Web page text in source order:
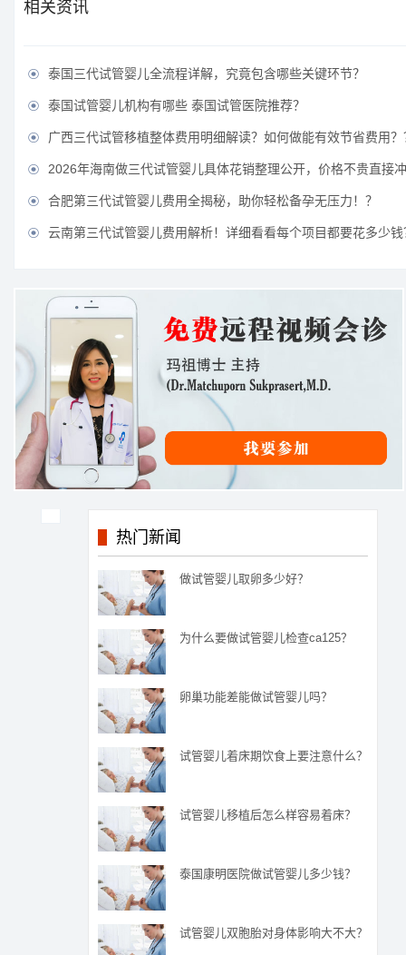
相关资讯
 泰国三代试管婴儿全流程详解，究竟包含哪些关键环节？
 泰国试管婴儿机构有哪些 泰国试管医院推荐？
 广西三代试管移植整体费用明细解读？如何做能有效节省费用？
 2026年海南做三代试管婴儿具体花销整理公开，价格不贵直接
 合肥第三代试管婴儿费用全揭秘，助你轻松备孕无压力！？
 云南第三代试管婴儿费用解析！详细看看每个项目都要花多少钱
热门新闻
做试管婴儿取卵多少好？
为什么要做试管婴儿检查ca125？
卵巢功能差能做试管婴儿吗？
试管婴儿着床期饮食上要注意什么？
试管婴儿移植后怎么样容易着床？
泰国康明医院做试管婴儿多少钱？
试管婴儿双胞胎对身体影响大不大？